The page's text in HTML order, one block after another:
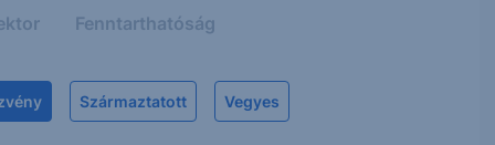
Fenntarthatóság
Származtatott Vegyes